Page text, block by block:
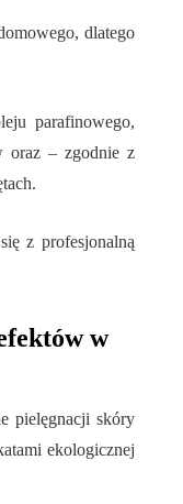
dlatego
parafinowego,
oraz – zgodnie z
z profesjonalną
w
pielęgnacji skóry
ekologicznej